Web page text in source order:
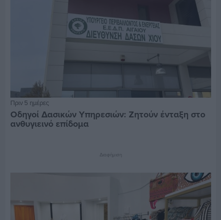
Πριν 5 ημέρες
Οδηγοί Δασικών Υπηρεσιών: Ζητούν ένταξη στο
ανθυγιεινό επίδομα
Διαφήμιση